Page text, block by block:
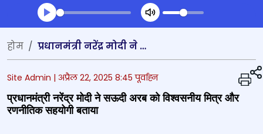
Transcript summary
प्ले ऑडियो
होम प्रधानमंत्री नरेंद्र मोदी ने सऊदी अरब को विश्वसनीय मित्र और रणनीतिक सहयोगी बताया
Site Admin | अप्रैल 22, 2025 8:45 पूर्वाह्न
प्रधानमंत्री नरेंद्र मोदी ने सऊदी अरब को विश्वसनीय मित्र और
रणनीतिक सहयोगी बताया